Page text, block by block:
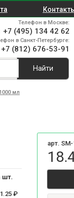
Телефон в Москве:
+7 (495) 134 42 62
в Санкт-Петербурге:
+7 (812) 676-53-91
Найти
мл
арт.
шт.
₽